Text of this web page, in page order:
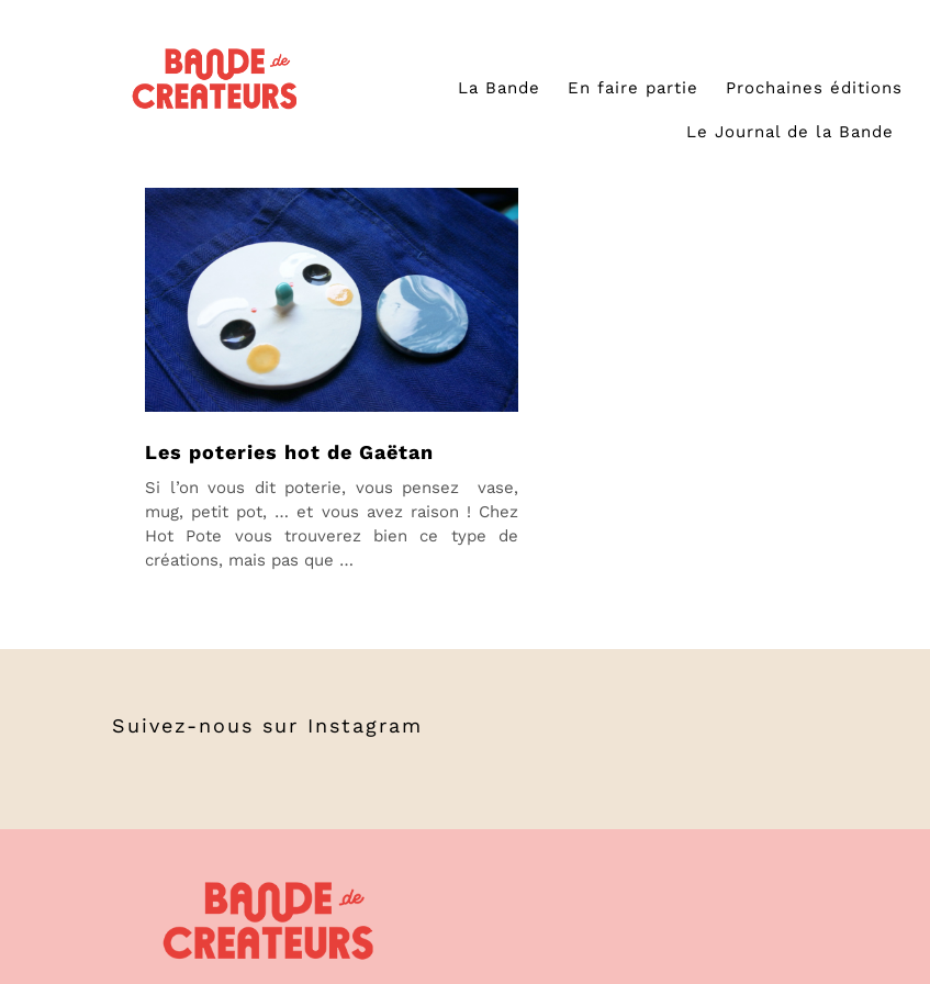
La Bande En faire partie Prochaines éditions
Le Journal de la Bande
Les poteries hot de Gaëtan
Si l’on vous dit poterie, vous pensez vase,
mug, petit pot, … et vous avez raison ! Chez
Hot Pote vous trouverez bien ce type de
créations, mais pas que …
Suivez-nous sur Instagram